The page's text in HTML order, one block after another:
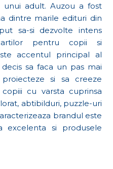
unui adult. Auzou a fost
dintre marile edituri din
sa-si dezvolte intens
pentru copii si
accentul principal al
sa faca un pas mai
si sa creeze
cu varsta cuprinsa
abtibilduri, puzzle-uri
brandul este
excelenta si produsele